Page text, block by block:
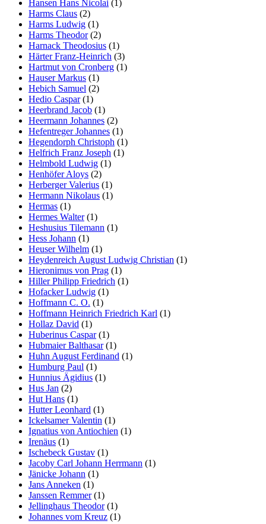
Hansen Hans Nicolai (1)
Harms Claus (2)
Harms Ludwig (1)
Harms Theodor(2)
Harnack Theodosius (1)
Härter Franz-Heinrich (3)
Hartmut von Cronberg (1)
Hauser Markus (1)
Hebich Samuel (2)
Hedio Caspar(1)
Heerbrand Jacob (1)
Heermann Johannes (2)
Hefentreger Johannes (1)
Hegendorph Christoph (1)
Helfrich Franz Joseph (1)
Helmbold Ludwig (1)
Henhöfer Aloys (2)
Herberger Valerius (1)
Hermann Nikolaus (1)
Hermas (1)
Hermes Walter(1)
Heshusius Tilemann (1)
Hess Johann (1)
Heuser Wilhelm (1)
Heydenreich August Ludwig Christian (1)
Hieronimus von Prag (1)
Hiller Philipp Friedrich (1)
Hofacker Ludwig (1)
Hoffmann C. O. (1)
Hoffmann Heinrich Friedrich Karl (1)
Hollaz David (1)
Huberinus Caspar(1)
Hubmaier Balthasar(1)
Huhn August Ferdinand (1)
Humburg Paul (1)
Hunnius Ägidius (1)
Hus Jan (2)
Hut Hans (1)
Hutter Leonhard (1)
Ickelsamer Valentin (1)
Ignatius von Antiochien (1)
Irenäus (1)
Ischebeck Gustav (1)
Jacoby Carl Johann Herrmann (1)
Jänicke Johann (1)
Jans Anneken (1)
Janssen Remmer(1)
Jellinghaus Theodor(1)
Johannes vom Kreuz (1)